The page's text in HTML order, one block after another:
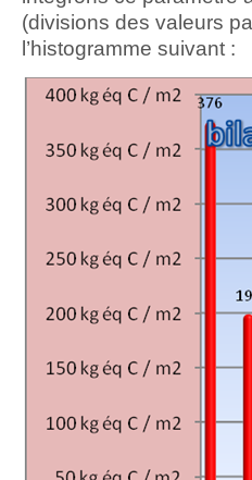
(divisions des valeurs
l’histogramme suivant :